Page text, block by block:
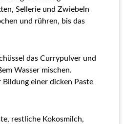
Sellerie und Zwiebeln
und rühren, bis das
das Currypulver und
Wasser mischen.
Bildung einer dicken Paste
restliche Kokosmilch,